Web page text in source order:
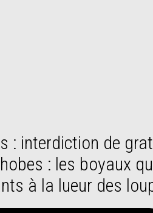
: les boyaux
à la lueur des